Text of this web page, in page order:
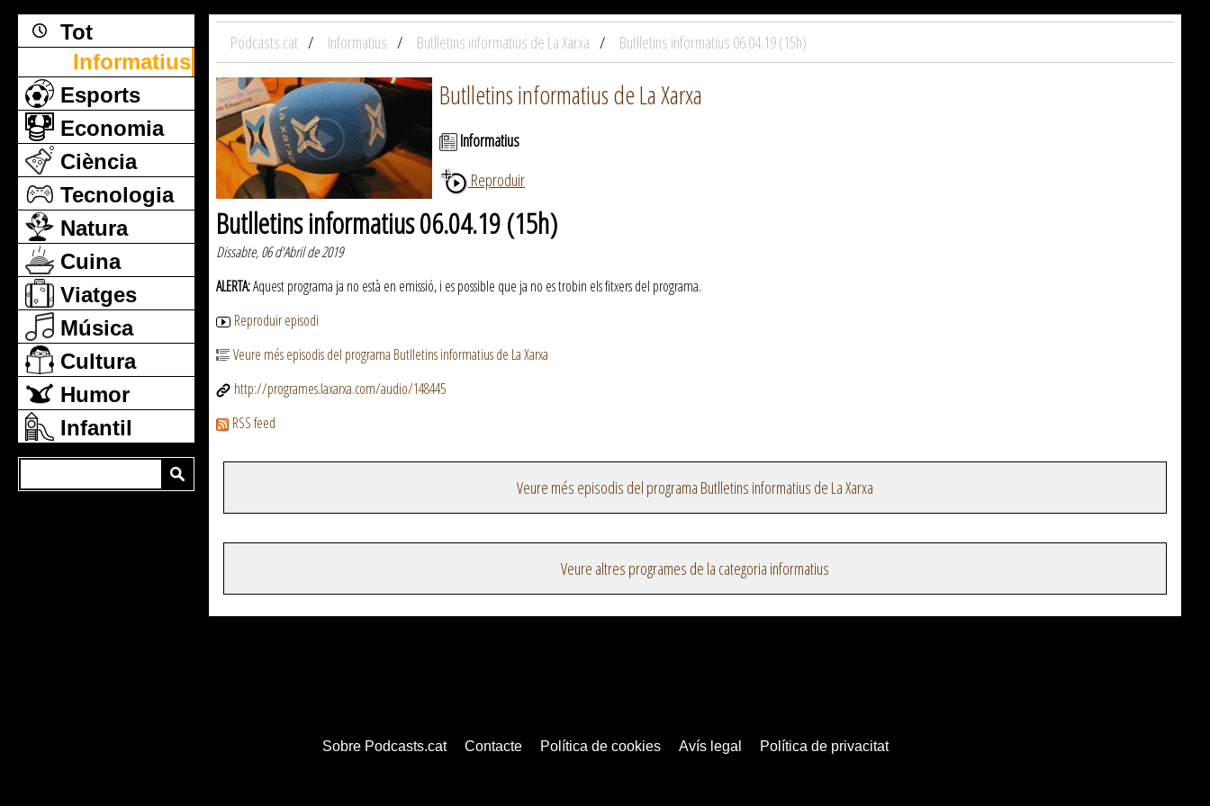
Tot
Informatius
Esports
Economia
Ciència
Tecnologia
Natura
Cuina
Viatges
Música
Cultura
Humor
Infantil
Podcasts.cat Informatius Butlletins informatius de La Xarxa Butlletins informatius 06.04.19 (15h)
Butlletins informatius de La Xarxa
Informatius
Reproduir
Butlletins informatius 06.04.19 (15h)
Dissabte, 06 d'Abril de 2019
ALERTA:Aquest programa ja no està en emissió, i es possible que ja no es trobin els fitxers del programa.
Reproduir episodi
Veure més episodis del programa Butlletins informatius de La Xarxa
http://programes.laxarxa.com/audio/148445
RSS feed
Veure més episodis del programa Butlletins informatius de La Xarxa
Veure altres programes de la categoria informatius
Sobre Podcasts.cat Contacte Política de cookies Avís legal Política de privacitat